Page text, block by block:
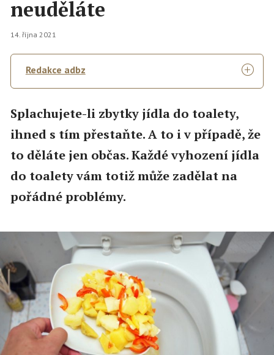
neuděláte
14. října 2021
Redakce adbz
Splachujete-li zbytky jídla do toalety,
ihned s tím přestaňte. A to i v případě, že
to děláte jen občas. Každé vyhození jídla
do toalety vám totiž může zadělat na
pořádné problémy.